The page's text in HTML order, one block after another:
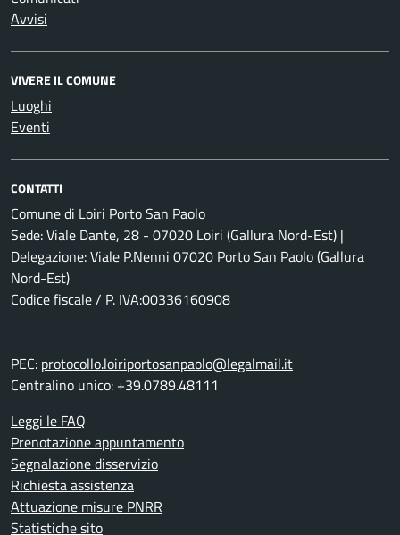
Avvisi
VIVERE IL COMUNE
Luoghi
Eventi
CONTATTI
Comune di Loiri Porto San Paolo
Sede: Viale Dante, 28 - 07020 Loiri (Gallura Nord-Est) |
Delegazione: Viale P.Nenni 07020 Porto San Paolo (Gallura
Nord-Est)
Codice fiscale / P. IVA:00336160908
PEC: protocollo.loiriportosanpaolo@legalmail.it
Centralino unico: +39.0789.48111
Leggi le FAQ
Prenotazione appuntamento
Segnalazione disservizio
Richiesta assistenza
Attuazione misure PNRR
Statistiche sito